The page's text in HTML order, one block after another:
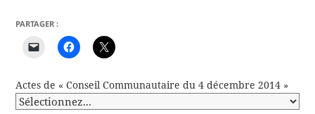
PARTAGER :
Actes de « Conseil Communautaire du 4 décembre 2014 »